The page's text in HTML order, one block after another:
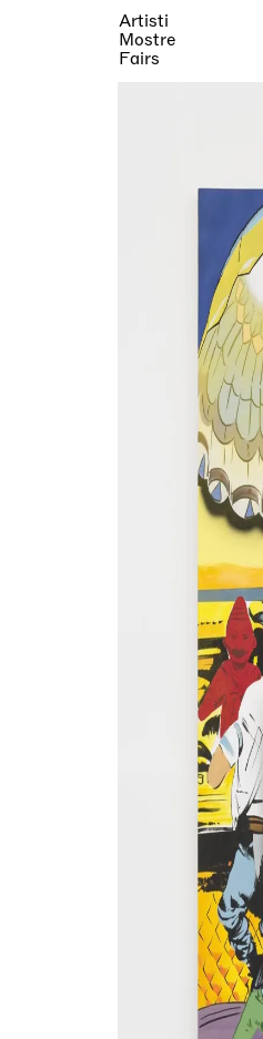
Artisti
Mostre
Fairs